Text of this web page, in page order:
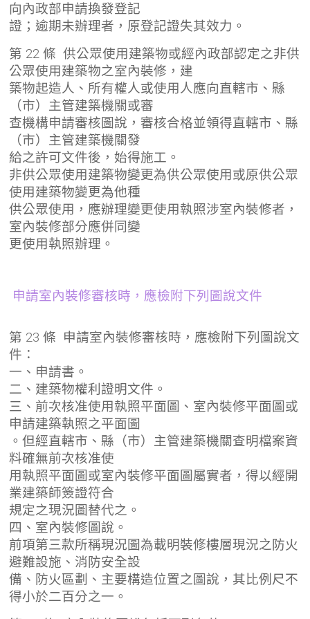
向內政部申請換發登記
證；逾期未辦理者，原登記證失其效力。
第 22 條 供公眾使用建築物或經內政部認定之非供
公眾使用建築物之室內裝修，建
築物起造人、所有權人或使用人應向直轄市、縣
（市）主管建築機關或審
查機構申請審核圖說，審核合格並領得直轄市、縣
（市）主管建築機關發
給之許可文件後，始得施工。
非供公眾使用建築物變更為供公眾使用或原供公眾
使用建築物變更為他種
供公眾使用，應辦理變更使用執照涉室內裝修者，
室內裝修部分應併同變
更使用執照辦理。
申請室內裝修審核時，應檢附下列圖說文件
第 23 條 申請室內裝修審核時，應檢附下列圖說文
件：
一、申請書。
二、建築物權利證明文件。
三、前次核准使用執照平面圖、室內裝修平面圖或
申請建築執照之平面圖
。但經直轄市、縣（市）主管建築機關查明檔案資
料確無前次核准使
用執照平面圖或室內裝修平面圖屬實者，得以經開
業建築師簽證符合
規定之現況圖替代之。
四、室內裝修圖說。
前項第三款所稱現況圖為載明裝修樓層現況之防火
避難設施、消防安全設
備、防火區劃、主要構造位置之圖說，其比例尺不
得小於二百分之一。